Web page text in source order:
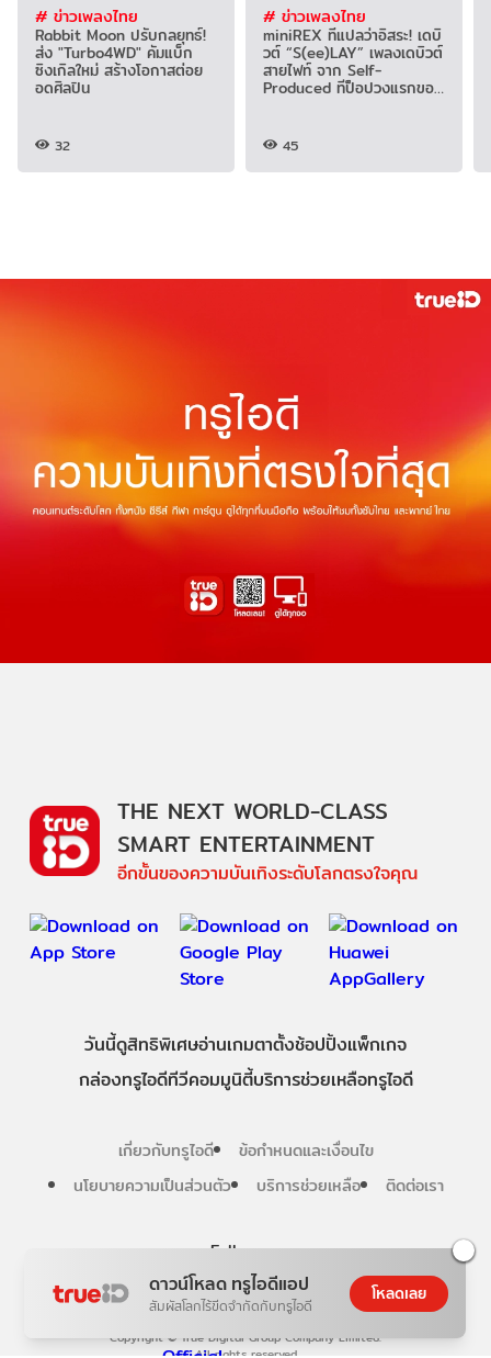
# ข่าวเพลงไทย
Rabbit Moon ปรับกลยุทธ์!
ส่ง "Turbo4WD" คัมแบ็ก
ซิงเกิลใหม่ สร้างโอกาสต่อย
อดศิลปิน
32
# ข่าวเพลงไทย
miniREX ที่แปลว่าอิสระ! เดบิ
วต์ “S(ee)LAY” เพลงเดบิวต์
สายไฟท์ จาก Self-
Produced ทีป็อปวงแรกของ
45
ดาวน์โหลด ทรูไอดีแอป
สัมผัสโลกไร้ขีดจำกัดกับทรูไอดี
โหลดเลย
Follow us
Copyright © True Digital Group Company Limited.
All rights reserved
THE NEXT WORLD-CLASS
SMART ENTERTAINMENT
อีกขั้นของความบันเทิงระดับโลกตรงใจคุณ
วันนี้ดูสิทธิพิเศษอ่านเกมตาตั้งช้อปปิ้งแพ็กเกจ
กล่องทรูไอดีทีวีคอมมูนิตี้บริการช่วยเหลือทรูไอดี
เกี่ยวกับทรูไอดี
ข้อกำหนดและเงื่อนไข
นโยบายความเป็นส่วนตัว
บริการช่วยเหลือ ติดต่อเรา